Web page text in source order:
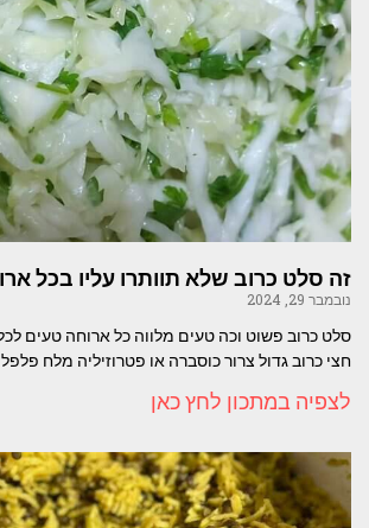
זה סלט כרוב שלא תוותרו עליו בכל
נובמבר 29, 2024
סלט כרוב פשוט וכה טעים מלווה כל ארוחה טעים
חצי כרוב גדול צרור כוסברה או פטרוזיליה מלח
לצפיה במתכון לחץ כאן